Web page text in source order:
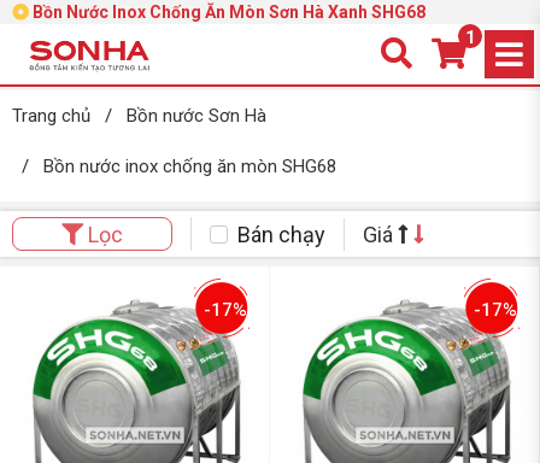
Bồn Nước Inox Chống Ăn Mòn Sơn Hà Xanh SHG68
1
Trang chủ / Bồn nước Sơn Hà
/ Bồn nước inox chống ăn mòn SHG68
Lọc Bán chạy Giá
-17% -17%